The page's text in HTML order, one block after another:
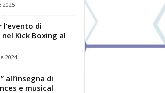
2025
l’evento di
Kick Boxing al
2024
all’insegna di
e musical